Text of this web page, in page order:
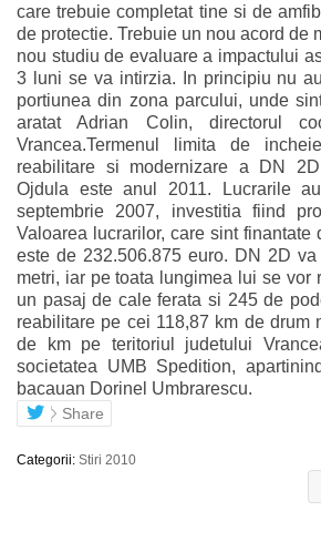
care trebuie completat tine si de
de protectie. Trebuie un nou acord de
nou studiu de evaluare a impactului
3 luni se va intirzia. In principiu nu
portiunea din zona parcului, unde
aratat Adrian Colin, directorul
Vrancea.Termenul limita de
reabilitare si modernizare a DN
Ojdula este anul 2011. Lucrarile
septembrie 2007, investitia fiind
Valoarea lucrarilor, care sint finantate
este de 232.506.875 euro. DN 2D
metri, iar pe toata lungimea lui se vor
un pasaj de cale ferata si 245 de
reabilitare pe cei 118,87 km de drum
de km pe teritoriul judetului
societatea UMB Spedition,
bacauan Dorinel Umbrarescu.
Share
Categorii: Stiri 2010